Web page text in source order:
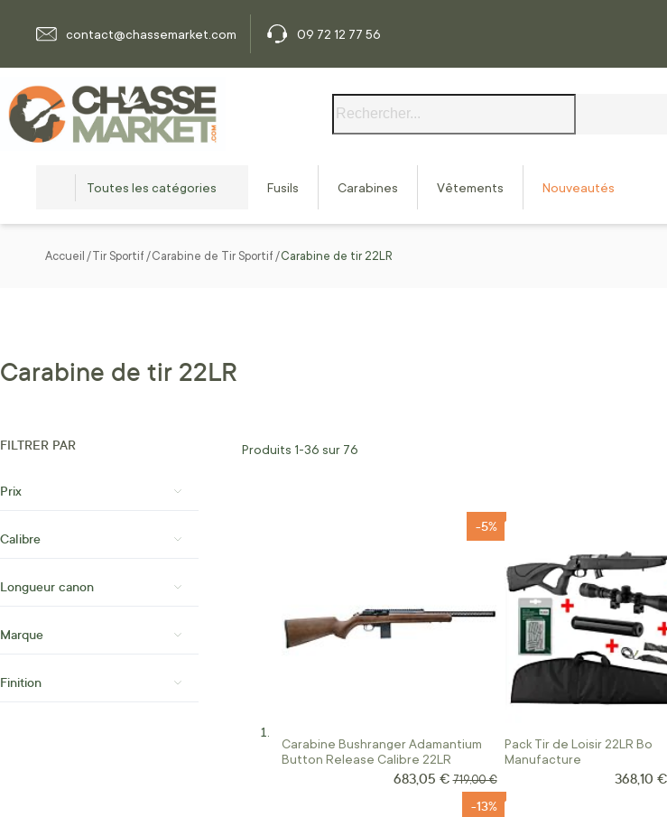
contact@chassemarket.com
09 72 12 77 56
Toutes les catégories Fusils Carabines Vêtements Nouveautés
Accueil Tir Sportif Carabine de Tir Sportif Carabine de tir 22LR
Carabine de tir 22LR
FILTRER PAR
Prix
Calibre
Longueur canon
Marque
Finition
Produits 1-36 sur 76
Carabine Bushranger Adamantium
Button Release Calibre 22LR
-5%
Prix Spécial
683,05 € Prix normal
719,00 €
Pack Tir de Loisir 22LR Bo
Manufacture
Prix
368,10 €
-13%